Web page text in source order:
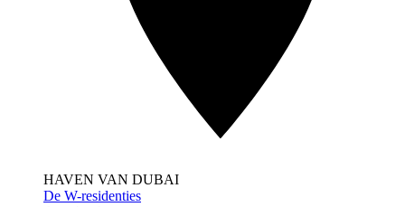
HAVEN VAN DUBAI
De W-residenties